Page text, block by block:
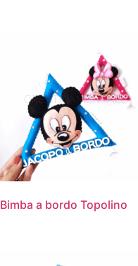
Bimba a bordo Topolino